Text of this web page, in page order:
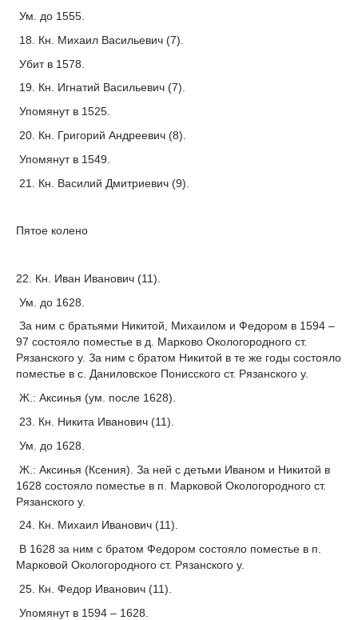
Ум. до 1555.
18. Кн. Михаил Васильевич (7).
Убит в 1578.
19. Кн. Игнатий Васильевич (7).
Упомянут в 1525.
20. Кн. Григорий Андреевич (8).
Упомянут в 1549.
21. Кн. Василий Дмитриевич (9).
Пятое колено
22. Кн. Иван Иванович (11).
Ум. до 1628.
За ним с братьями Никитой, Михаилом и Федором в 1594 –
97 состояло поместье в д. Марково Окологородного ст.
Рязанского у. За ним с братом Никитой в те же годы состояло
поместье в с. Даниловское Понисского ст. Рязанского у.
Ж.: Аксинья (ум. после 1628).
23. Кн. Никита Иванович (11).
Ум. до 1628.
Ж.: Аксинья (Ксения). За ней с детьми Иваном и Никитой в
1628 состояло поместье в п. Марковой Окологородного ст.
Рязанского у.
24. Кн. Михаил Иванович (11).
В 1628 за ним с братом Федором состояло поместье в п.
Марковой Окологородного ст. Рязанского у.
25. Кн. Федор Иванович (11).
Упомянут в 1594 – 1628.